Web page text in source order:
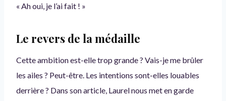
« Ah oui, je l’ai fait ! »
Le revers de la médaille
Cette ambition est-elle trop grande ? Vais-je me brûler
les ailes ? Peut-être. Les intentions sont-elles louables
derrière ? Dans son article, Laurel nous met en garde